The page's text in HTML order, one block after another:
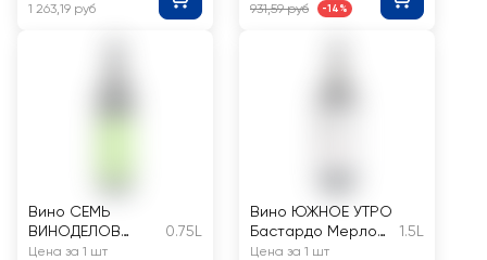
1 263,19 руб 931,59 руб -14%
Вино СЕМЬ
ВИНОДЕЛОВ
Шардоне белое
0.75L
Цена за 1 шт
Вино ЮЖНОЕ УТРО
Бастардо Мерло
ординарное
1.5L
Цена за 1 шт